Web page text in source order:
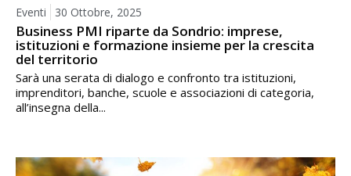
Eventi 30 Ottobre, 2025
Business PMI riparte da Sondrio: imprese,
istituzioni e formazione insieme per la crescita
del territorio
Sarà una serata di dialogo e confronto tra istituzioni,
imprenditori, banche, scuole e associazioni di categoria,
all’insegna della...